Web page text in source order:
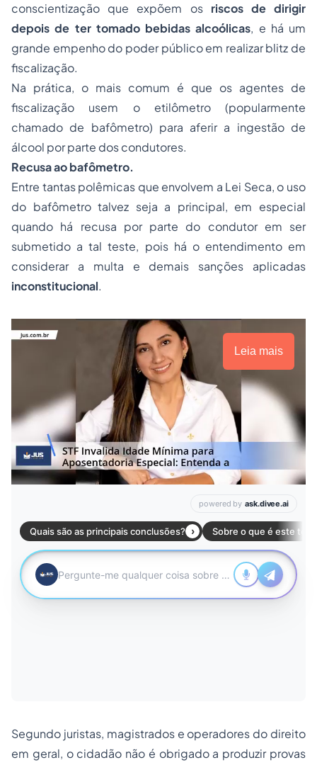
conscientização que expõem os riscos de dirigir
depois de ter tomado bebidas alcoólicas, e há um
grande empenho do poder público em realizar blitz de
fiscalização.
Na prática, o mais comum é que os agentes de
fiscalização usem o etilômetro (popularmente
chamado de bafômetro) para aferir a ingestão de
álcool por parte dos condutores.
Recusa ao bafômetro.
Entre tantas polêmicas que envolvem a Lei Seca, o uso
do bafômetro talvez seja a principal, em especial
quando há recusa por parte do condutor em ser
submetido a tal teste, pois há o entendimento em
considerar a multa e demais sanções aplicadas
inconstitucional.
Leia mais
Segundo juristas, magistrados e operadores do direito
em geral, o cidadão não é obrigado a produzir provas